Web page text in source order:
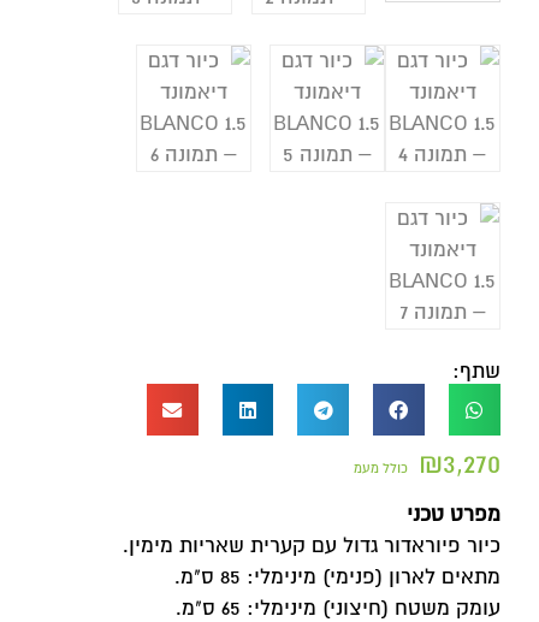
שתף:
₪3,270 כולל מעמ
מפרט טכני
כיור פיוראדור גדול עם קערית שאריות מימין.
מתאים לארון (פנימי) מינימלי: 85 ס"מ.
עומק משטח (חיצוני) מינימלי: 65 ס"מ.